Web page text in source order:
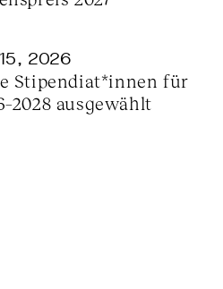
2026
Stipendiat*innen für
ausgewählt